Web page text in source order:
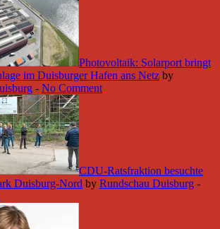
Photovoltaik: Solarport bringt
im Duisburger Hafen ans Netz by
- No Comment
CDU-Ratsfraktion besuchte
Duisburg-Nord by Rundschau Duisburg -